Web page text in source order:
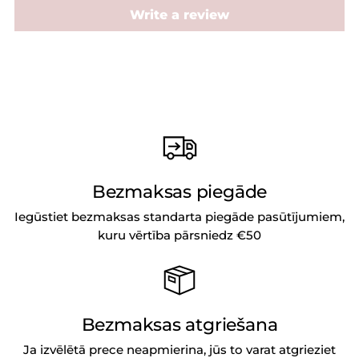
Write a review
Bezmaksas piegāde
Iegūstiet bezmaksas standarta piegāde pasūtījumiem,
kuru vērtība pārsniedz €50
Bezmaksas atgriešana
Ja izvēlētā prece neapmierina, jūs to varat atgrieziet